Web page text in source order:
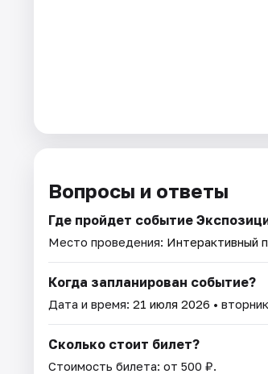
Вопросы и ответы
Где пройдет событие
Место проведения: Интерактивный
Когда запланирован событие?
Дата и время: 21 июля 2026 •
Сколько стоит билет?
Стоимость билета: от 500 ₽.